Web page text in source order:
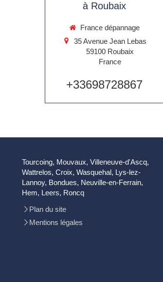
à Roubaix
France dépannage
35 Avenue Jean Lebas
59100 Roubaix
France
+33698728867
Tourcoing, Mouvaux, Villeneuve-d'Ascq,
Wattrelos, Croix, Wasquehal, Lys-lez-
Lannoy, Bondues, Neuville-en-Ferrain,
Hem, Leers, Roncq
Plan du site
Mentions légales